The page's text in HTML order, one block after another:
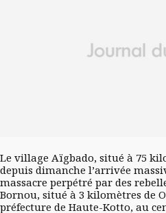
Le village Aïgbado, situé à 75
depuis dimanche l’arrivée
massacre perpétré par des
Bornou, situé à 3 kilomètres de
préfecture de Haute-Kotto, au